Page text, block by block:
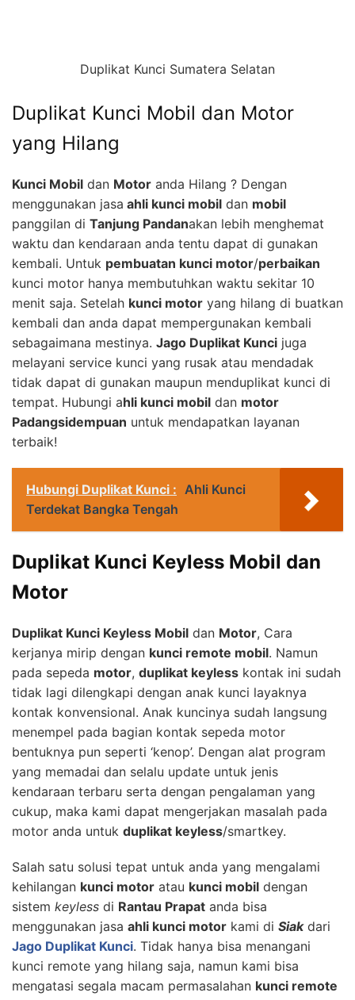
Duplikat Kunci Sumatera Selatan
Duplikat Kunci Mobil dan Motor
yang Hilang
Kunci Mobil dan Motor anda Hilang ? Dengan
menggunakan jasa ahli kunci mobil dan mobil
panggilan di Tanjung Pandanakan lebih menghemat
waktu dan kendaraan anda tentu dapat di gunakan
kembali. Untuk pembuatan kunci motor/perbaikan
kunci motor hanya membutuhkan waktu sekitar 10
menit saja. Setelah kunci motor yang hilang di buatkan
kembali dan anda dapat mempergunakan kembali
sebagaimana mestinya. Jago Duplikat Kunci juga
melayani service kunci yang rusak atau mendadak
tidak dapat di gunakan maupun menduplikat kunci di
tempat. Hubungi ahli kunci mobil dan motor
Padangsidempuan untuk mendapatkan layanan
terbaik!
Hubungi Duplikat Kunci : Ahli Kunci
Terdekat Bangka Tengah
Duplikat Kunci Keyless Mobil dan
Motor
Duplikat Kunci Keyless Mobil dan Motor, Cara
kerjanya mirip dengan kunci remote mobil. Namun
pada sepeda motor, duplikat keyless kontak ini sudah
tidak lagi dilengkapi dengan anak kunci layaknya
kontak konvensional. Anak kuncinya sudah langsung
menempel pada bagian kontak sepeda motor
bentuknya pun seperti ‘kenop’. Dengan alat program
yang memadai dan selalu update untuk jenis
kendaraan terbaru serta dengan pengalaman yang
cukup, maka kami dapat mengerjakan masalah pada
motor anda untuk duplikat keyless/smartkey.
Salah satu solusi tepat untuk anda yang mengalami
kehilangan kunci motor atau kunci mobil dengan
sistem keyless di Rantau Prapat anda bisa
menggunakan jasa ahli kunci motor kami di Siakdari
Jago Duplikat Kunci. Tidak hanya bisa menangani
kunci remote yang hilang saja, namun kami bisa
mengatasi segala macam permasalahan kunci remote